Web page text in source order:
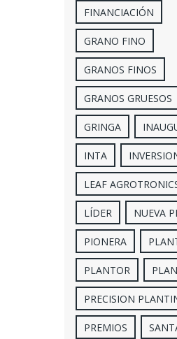
FINANCIACIÓN
GRANO FINO
GRANOS FINOS
GRANOS GRUESOS
GRINGA
INTA
LEAF
LÍDER NUEVA
PIONERA
PLANTOR
PRECISION
PREMIOS